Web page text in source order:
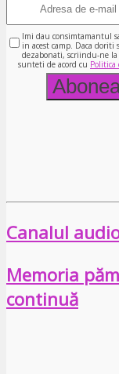
Imi dau consimtamantul
in acest camp. Daca
dezabonati, scriindu-ne la
sunteti de acord cu Politica
Canalul
Memoria
continuă